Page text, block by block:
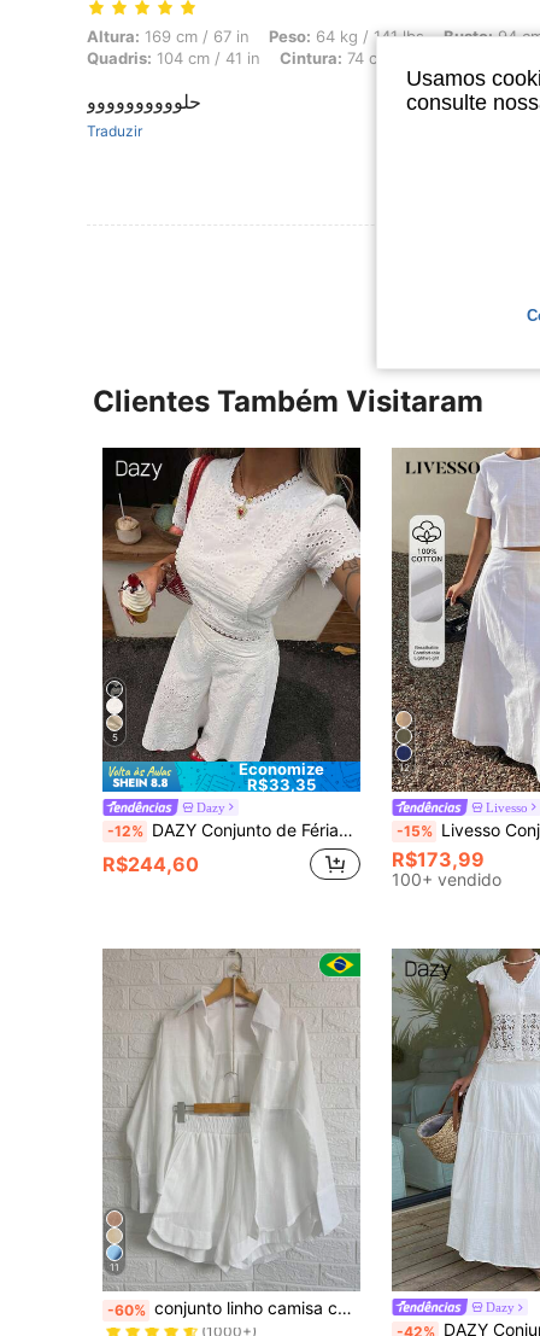
Altura: 169 cm / 67 in, Peso: 64 kg / 141 lbs, Busto: 94 cm / 37 in,
Altura: 169 cm / 67 in Peso: 64 kg / 141 lbs Busto:94
Quadris: 104 cm / 41 in Cintura: 74 cm / 29 in
حلوووووووووو
Traduzir
Clientes Também Visitaram
5
Economize
R$33,35
Dazy
-12% DAZY Conjunto de Férias Feminino Primavera Verão Novo 2 Peças com Top Sem Mangas Bordado Vazado em Renda & Calça Palazzo
R$244,60
12
Livesso
-15% Livesso Conjunto de Duas Peças com Top Pulôver Branca Curta e Saia Evasê, Estilo Primavera/
R$173,99
100+ vendido
11
-60% conjunto linho camisa com short
Quase esgotado!
(1000+)
Dazy
-42% DAZY Conjunto de 2 peças com Camisa de Renda Branca e Saia
Usamos
consulte